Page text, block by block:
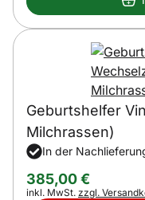
Geburtshelfer
Milchrassen)
In der
385,00€
Steuerhinweis:
inkl. MwSt. zzgl.